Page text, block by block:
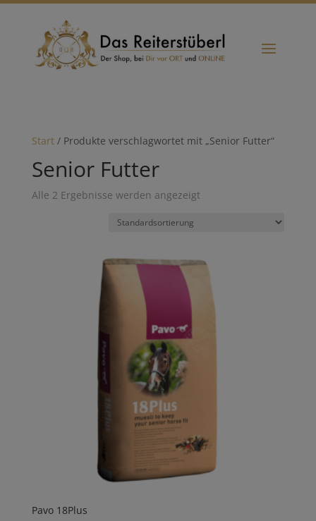
Start/ Produkte verschlagwortet mit „Senior Futter“
Senior Futter
Alle 2 Ergebnisse werden angezeigt
Pavo 18Plus